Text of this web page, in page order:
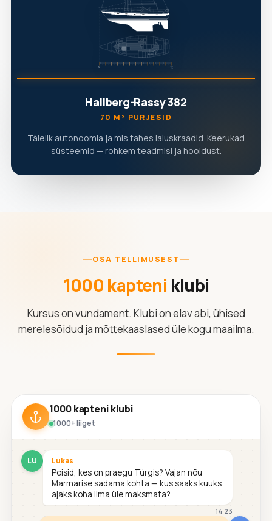
Hallberg-Rassy 382
70 M² PURJESID
Täielik autonoomia ja mis tahes laiuskraadid. Keerukad
süsteemid — rohkem teadmisi ja hooldust.
OSA TELLIMUSEST
1000 kapteni klubi
Kursus on vundament. Klubi on elav abi, ühised
merelesõidud ja mõttekaaslased üle kogu maailma.
1000 kapteni klubi
1000+ liiget
LU Lukas
Poisid, kes on praegu Türgis? Vajan nõu
Marmarise sadama kohta — kus saaks kuuks
ajaks koha ilma üle maksmata?
14:23